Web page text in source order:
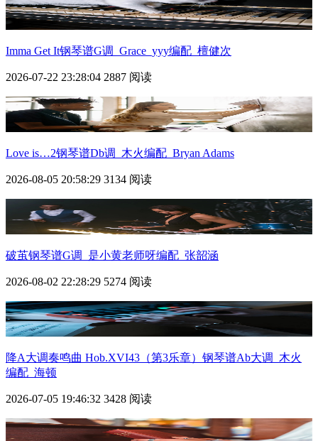
Imma Get It钢琴谱G调_Grace_yyy编配_檀健次
2026-07-22 23:28:04 2887 阅读
Love is…2钢琴谱Db调_木火编配_Bryan Adams
2026-08-05 20:58:29 3134 阅读
破茧钢琴谱G调_是小黄老师呀编配_张韶涵
2026-08-02 22:28:29 5274 阅读
降A大调奏鸣曲 Hob.XVI43（第3乐章）钢琴谱Ab大调_木火
编配_海顿
2026-07-05 19:46:32 3428 阅读